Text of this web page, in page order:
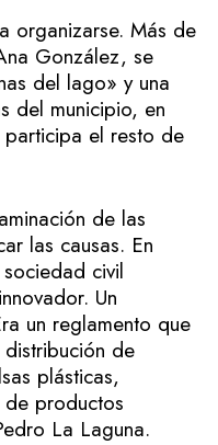
organizarse. Más de
González, se
del lago» y una
del municipio, en
el resto de
de las
las causas. En
civil
Un
un reglamento que
de
plásticas,
productos
La Laguna.